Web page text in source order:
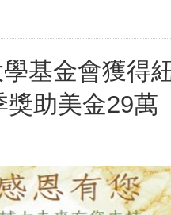
基金會獲得
助美金29萬